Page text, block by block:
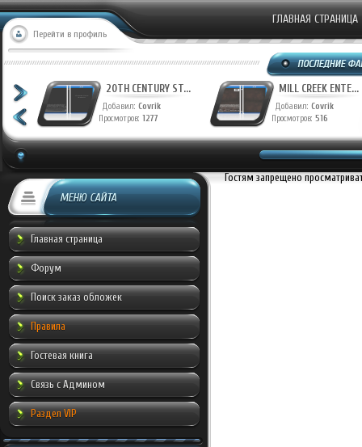
Перейти в профиль
ГЛАВНАЯ СТРАНИЦА
20TH CENTURY ST...
Добавил: Covrik
Просмотров: 1277
MILL CREEK ENTE...
Добавил: Covrik
Просмотров: 516
МЕНЮ САЙТА
Главная страница
Форум
Поиск заказ обложек
Правила
Гостевая книга
Связь с Админом
Раздел VIP
Гостям запрещено